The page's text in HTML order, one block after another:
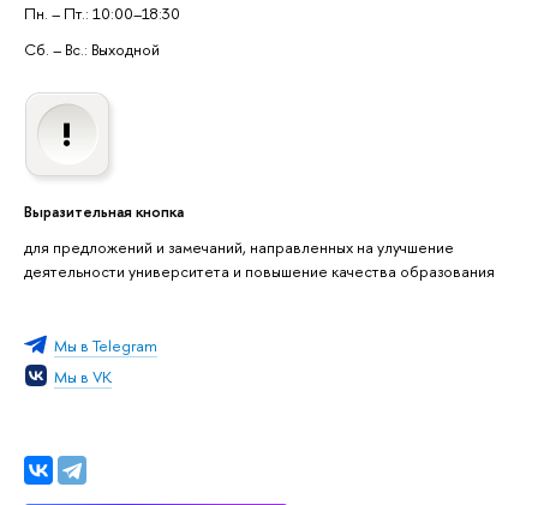
Пн. – Пт.: 10:00–18:30
Сб. – Вс.: Выходной
Выразительная кнопка
для предложений и замечаний, направленных на улучшение
деятельности университета и повышение качества образования
Мы в Telegram
Мы в VK